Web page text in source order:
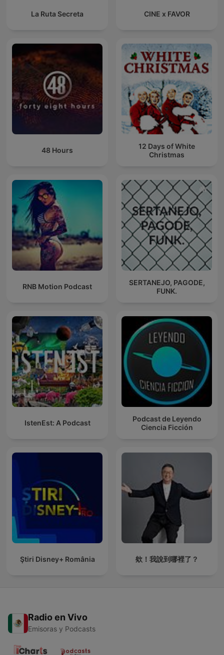
La Ruta Secreta CINE x FAVOR
48 Hours
12 Days of White
Christmas
RNB Motion Podcast
SERTANEJO, PAGODE,
FUNK.
IstenEst: A Podcast
Podcast de Leyendo
Ciencia Ficción
Ştiri Disney+ România 欸！我說到哪裡了？
Radio en Vivo
Emisoras y Podcasts